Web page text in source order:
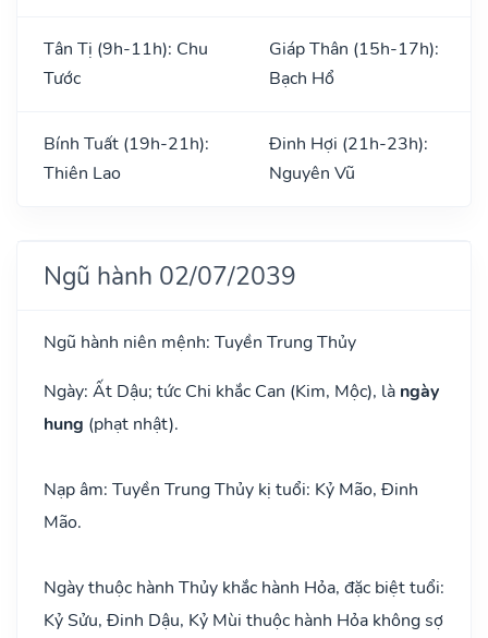
Tân Tị (9h-11h): Chu
Tước
Giáp Thân (15h-17h):
Bạch Hổ
Bính Tuất (19h-21h):
Thiên Lao
Đinh Hợi (21h-23h):
Nguyên Vũ
Ngũ hành 02/07/2039
Ngũ hành niên mệnh: Tuyền Trung Thủy
Ngày: Ất Dậu; tức Chi khắc Can (Kim, Mộc), là ngày
hung (phạt nhật).
Nạp âm: Tuyền Trung Thủy kị tuổi: Kỷ Mão, Đinh
Mão.
Ngày thuộc hành Thủy khắc hành Hỏa, đặc biệt tuổi:
Kỷ Sửu, Đinh Dậu, Kỷ Mùi thuộc hành Hỏa không sợ